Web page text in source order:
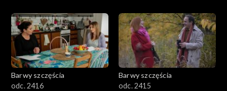
Barwy szczęścia
odc. 2416
Barwy szczęścia
odc. 2415